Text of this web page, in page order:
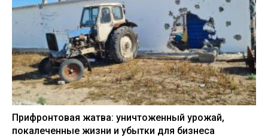
Прифронтовая жатва: уничтоженный урожай,
покалеченные жизни и убытки для бизнеса